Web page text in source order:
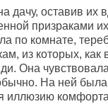
дачу, оставив их
призраками
по комнате,
из которых, как
Она
На ней
иллюзию